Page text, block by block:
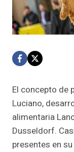
El concepto de
Luciano,
alimentaria
Dusseldorf.
presentes en